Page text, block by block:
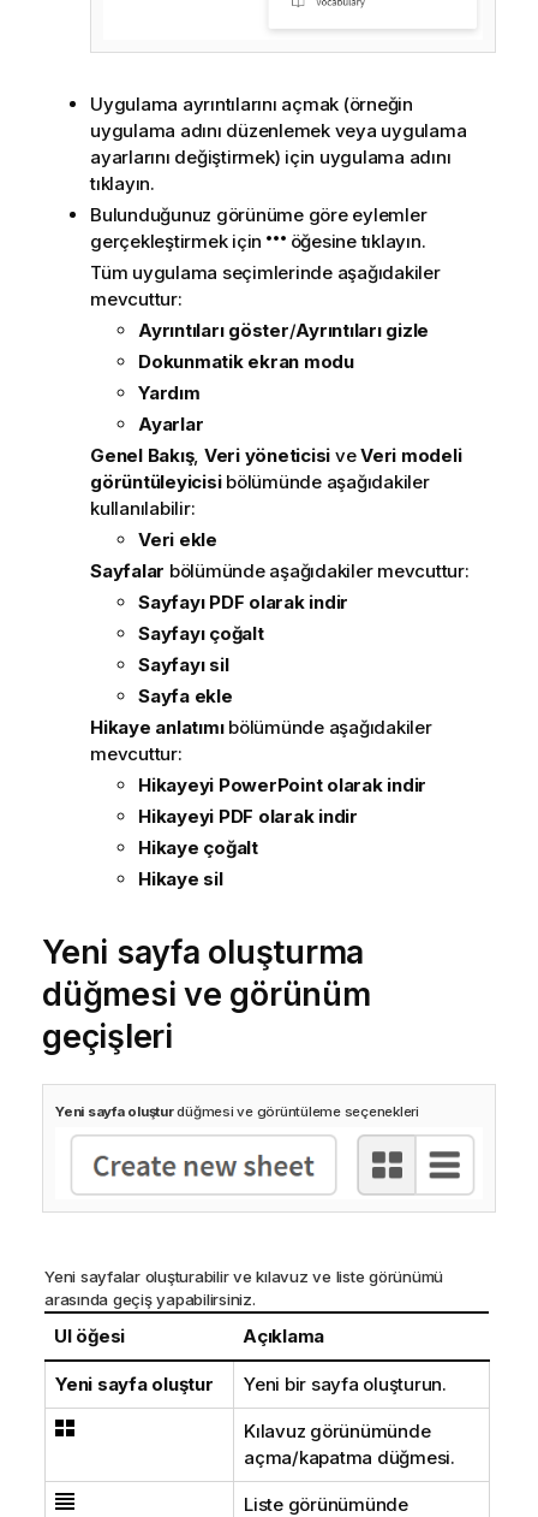
Uygulama ayrıntılarını açmak (örneğin
uygulama adını düzenlemek veya uygulama
ayarlarını değiştirmek) için uygulama adını
tıklayın.
Bulunduğunuz görünüme göre eylemler
gerçekleştirmek için
öğesine tıklayın.
Tüm uygulama seçimlerinde aşağıdakiler
mevcuttur:
Ayrıntıları göster/Ayrıntıları gizle
Dokunmatik ekran modu
Yardım
Ayarlar
Genel Bakış, Veri yöneticisi veVeri modeli
görüntüleyicisibölümünde aşağıdakiler
kullanılabilir:
Veri ekle
Sayfalar bölümünde aşağıdakiler mevcuttur:
Sayfayı PDF olarak indir
Sayfayı çoğalt
Sayfayı sil
Sayfa ekle
Hikaye anlatımıbölümünde aşağıdakiler
mevcuttur:
Hikayeyi PowerPoint olarak indir
Hikayeyi PDF olarak indir
Hikaye çoğalt
Hikaye sil
Yeni sayfa oluşturma
düğmesi ve görünüm
geçişleri
Yeni sayfa oluşturdüğmesi ve görüntüleme seçenekleri
Yeni sayfalar oluşturabilir ve kılavuz ve liste görünümü
arasında geçiş yapabilirsiniz.
UI öğesi Açıklama
Yeni sayfa oluştur Yeni bir sayfa oluşturun.
Kılavuz görünümünde
açma/kapatma düğmesi.
Liste görünümünde